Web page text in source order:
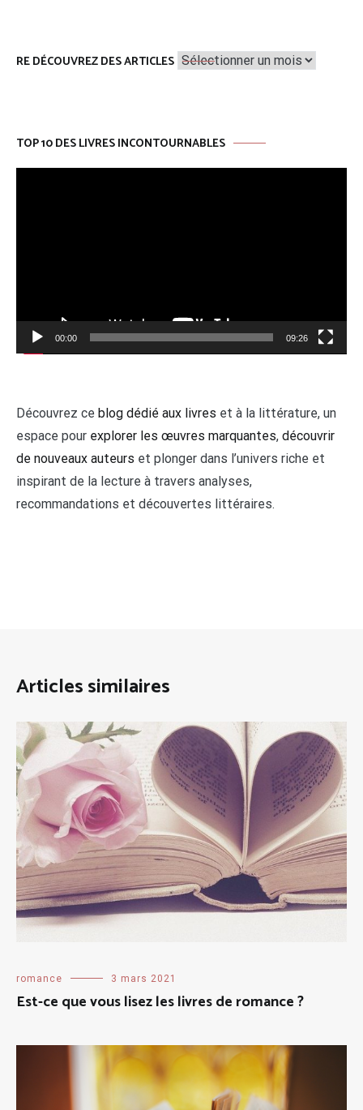
RE DÉCOUVREZ DES ARTICLES Re
découvrez
TOP 10 DES LIVRES INCONTOURNABLES
00:00 09:26
Découvrez ce blog dédié aux livres et à la littérature, un
espace pour explorer les œuvres marquantes, découvrir
de nouveaux auteurs et plonger dans l’univers riche et
inspirant de la lecture à travers analyses,
recommandations et découvertes littéraires.
Articles similaires
romance 3 mars 2021
Est-ce que vous lisez les livres de romance ?